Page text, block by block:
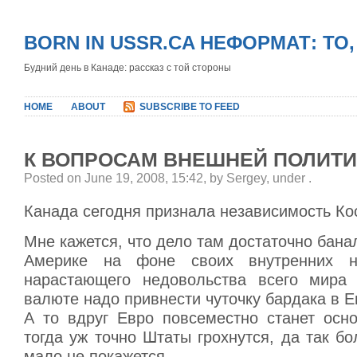
BORN IN USSR.CA НЕФОРМАТ:
Будний день в Канаде: рассказ с той стороны
HOME ABOUT SUBSCRIBE TO FEED
К ВОПРОСАМ ВНЕШНЕЙ
Posted on June 19, 2008, 15:42, by Sergey, under .
Канада сегодня признала независимость
Мне кажется, что дело там достаточно
Америке на фоне своих внутренних
нарастающего недовольства всего мира
валюте надо привнести чуточку бардака в
А то вдруг Евро повсеместно станет
тогда уж точно Штаты грохнутся, да так